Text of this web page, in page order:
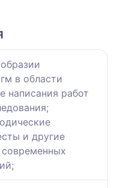
в области
написания работ
и другие